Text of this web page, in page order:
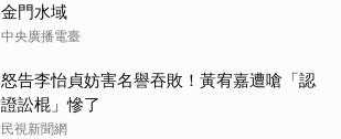
金門水域
中央廣播電臺
怒告李怡貞妨害名譽吞敗！黃宥嘉遭嗆「認
證訟棍」慘了
民視新聞網